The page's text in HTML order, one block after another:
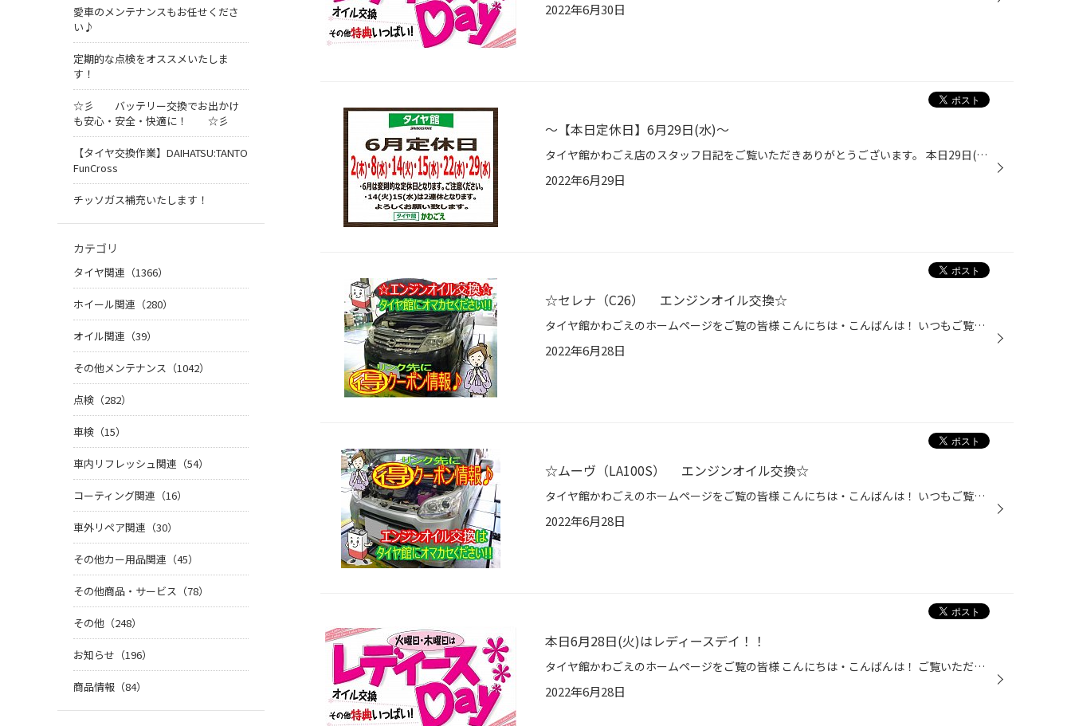
2022年6月30日
〜【本日定休日】6月29日(水)〜
タイヤ館かわごえ店のスタッフ日記をご覧いただきありがとうございます。 本日29日(水)は定休日となります！ 明日１０時３０分～また元気に営業させていただきます！ たくさんのご利用・ご来店をお待ちしております。 ☆『愛車リフレッシュキャンペーン』開催中☆ タグ：定休日・店休日 タイヤ館・無...
2022年6月29日
☆セレナ（C26） エンジンオイル交換☆
タイヤ館かわごえのホームページをご覧の皆様 こんにちは・こんばんは！ いつもご覧いただきありがとうございます！！ 本日は日産・セレナのエンジンオイル交換をご紹介です。 （投稿の最後にお得な情報もございます♪） 今回のエンジンオイル交換はドレンボルトを取り外して下抜きしました。 オイル...
2022年6月28日
☆ムーヴ（LA100S） エンジンオイル交換☆
タイヤ館かわごえのホームページをご覧の皆様 こんにちは・こんばんは！ いつもご覧いただきありがとうございます！！ 本日はダイハツ・ムーヴのエンジンオイル交換をご紹介です。 （投稿の最後にお得な情報もございます♪） 今回のエンジンオイル交換はドレンボルトを取り外して下抜きしました。 オ...
2022年6月28日
本日6月28日(火)はレディースデイ！！
タイヤ館かわごえのホームページをご覧の皆様 こんにちは・こんばんは！ ご覧いただき誠にありがとうございます！！ 毎週、火曜日と、木曜日は、レディースデイを開催しております。 女性の方ご来店で、オイル交換が通常価格よりお求めやすくなり、 男性の方ご来店でも、女性の方と同伴であれば、レ...
2022年6月28日
愛車のメンテナンスもお任せくださ
い♪
定期的な点検をオススメいたしま
す！
☆彡 バッテリー交換でお出かけ
も安心・安全・快適に！ ☆彡
【タイヤ交換作業】DAIHATSU:TANTO
FunCross
チッソガス補充いたします！
カテゴリ
タイヤ関連（1366）
ホイール関連（280）
オイル関連（39）
その他メンテナンス（1042）
点検（282）
車検（15）
車内リフレッシュ関連（54）
コーティング関連（16）
車外リペア関連（30）
その他カー用品関連（45）
その他商品・サービス（78）
その他（248）
お知らせ（196）
商品情報（84）